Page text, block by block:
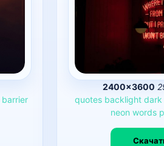
barrier
2400×3600
quotes backlight dark
neon words